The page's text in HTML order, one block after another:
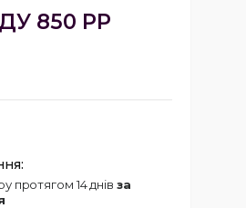
850 РР
протягом 14 днів за